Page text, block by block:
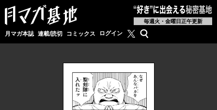
毎週火・金曜日正午更新
月マガ本誌 連載/読切 コミックス ログイン 月マガ基地公式X
検索